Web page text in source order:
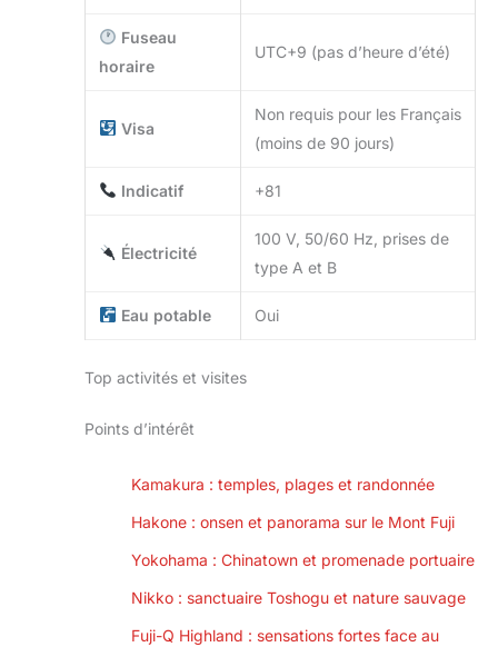
Fuseau
horaire
UTC+9 (pas d’heure d’été)
Visa
Non requis pour les Français
(moins de 90 jours)
Indicatif +81
Électricité
100 V, 50/60 Hz, prises de
type A et B
Eau potable Oui
Top activités et visites
Points d’intérêt
Kamakura : temples, plages et randonnée
Hakone : onsen et panorama sur le Mont Fuji
Yokohama : Chinatown et promenade portuaire
Nikko : sanctuaire Toshogu et nature sauvage
Fuji-Q Highland : sensations fortes face au